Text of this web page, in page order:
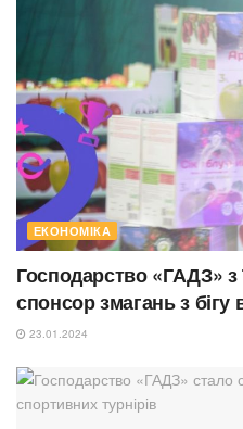
ЕКОНОМІКА
Господарство «ГАДЗ»
спонсор змагань з бігу
23.01.2024